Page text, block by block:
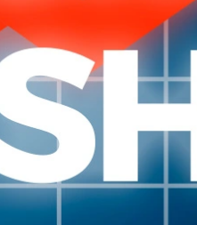
Pelota Vóley Mikasa V430W
Escolar Size 4